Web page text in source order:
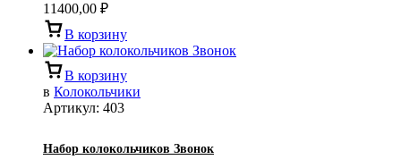
11400,00 ₽
В корзину
В корзину
в Колокольчики
Артикул: 403
Набор колокольчиков Звонок